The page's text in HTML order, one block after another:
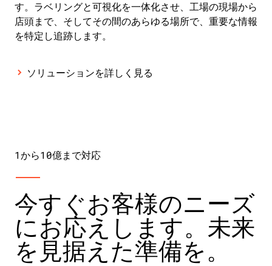
す。ラベリングと可視化を一体化させ、工場の現場から
店頭まで、そしてその間のあらゆる場所で、重要な情報
を特定し追跡します。
ソリューションを詳しく見る
1から10億まで対応
今すぐお客様のニーズ
にお応えします。未来
を見据えた準備を。